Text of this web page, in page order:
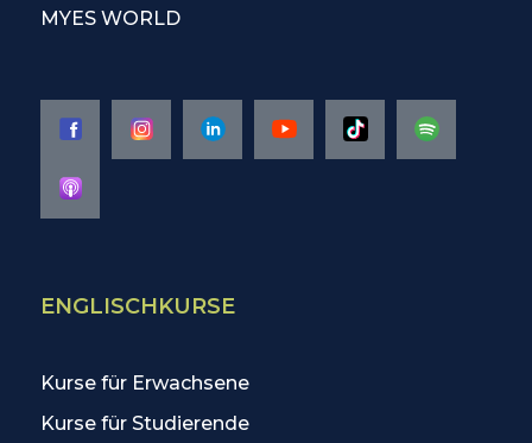
MYES WORLD
ENGLISCHKURSE
Kurse für Erwachsene
Kurse für Studierende